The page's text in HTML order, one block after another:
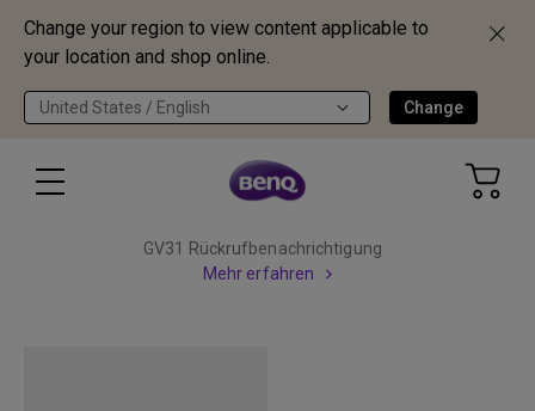
Change your region to view content applicable to
your location and shop online.
United States / English Change
GV31 Rückrufbenachrichtigung
Mehr erfahren